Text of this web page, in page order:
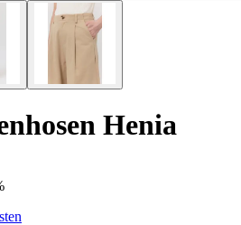
Henia